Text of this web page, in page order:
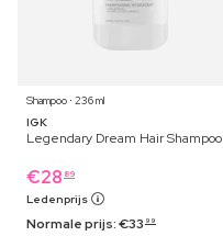
Shampoo ⋅ 236 ml
IGK
Legendary Dream Hair Shampoo
€28 89
Ledenprijs
Normale prijs:€33 99